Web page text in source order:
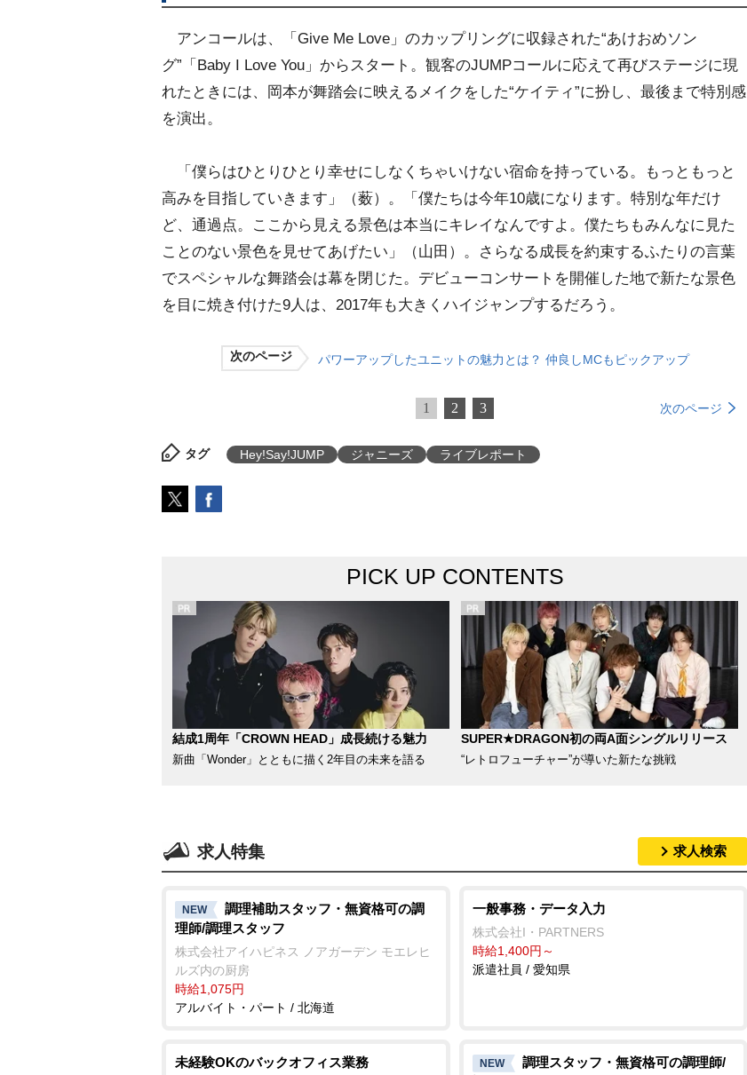
アンコールは、「Give Me Love」のカップリングに収録された“あけおめソン
グ”「Baby I Love You」からスタート。観客のJUMPコールに応えて再びステージに現
れたときには、岡本が舞踏会に映えるメイクをした“ケイティ”に扮し、最後まで特別感
を演出。
「僕らはひとりひとり幸せにしなくちゃいけない宿命を持っている。もっともっと
高みを目指していきます」（薮）。「僕たちは今年10歳になります。特別な年だけ
ど、通過点。ここから見える景色は本当にキレイなんですよ。僕たちもみんなに見た
ことのない景色を見せてあげたい」（山田）。さらなる成長を約束するふたりの言葉
でスペシャルな舞踏会は幕を閉じた。デビューコンサートを開催した地で新たな景色
を目に焼き付けた9人は、2017年も大きくハイジャンプするだろう。
次のページ パワーアップしたユニットの魅力とは？ 仲良しMCもピックアップ
1 2 3 次のページ
タグ Hey!Say!JUMP ジャニーズ ライブレポート
PICK UP CONTENTS
結成1周年「CROWN HEAD」成長続ける魅力
新曲「Wonder」とともに描く2年目の未来を語る
SUPER★DRAGON初の両A面シングルリリース
“レトロフューチャー”が導いた新たな挑戦
求人特集 求人検索
NEW
調理補助スタッフ・無資格可の調
理師/調理スタッフ
株式会社アイハピネス ノアガーデン モエレヒ
ルズ内の厨房
時給1,075円
アルバイト・パート / 北海道
一般事務・データ入力
株式会社I・PARTNERS
時給1,400円～
派遣社員 / 愛知県
未経験OKのバックオフィス業務 NEW
調理スタッフ・無資格可の調理師/